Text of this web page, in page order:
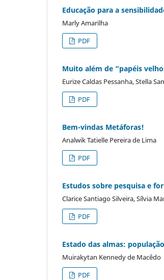
Educação para a
Marly Amarilha
PDF
Muito além de “papéis
Eurize Caldas Pessanha, Stella
PDF
Bem-vindas Metáforas!
Analwik Tatielle Pereira de Lima
PDF
Estudos sobre pesquisa e
Clarice Santiago Silveira, Sílvia
PDF
Estado das almas:
Muirakytan Kennedy de Macêdo
PDF